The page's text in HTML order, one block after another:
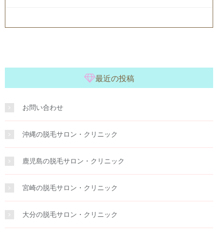
最近の投稿
お問い合わせ
沖縄の脱毛サロン・クリニック
鹿児島の脱毛サロン・クリニック
宮崎の脱毛サロン・クリニック
大分の脱毛サロン・クリニック